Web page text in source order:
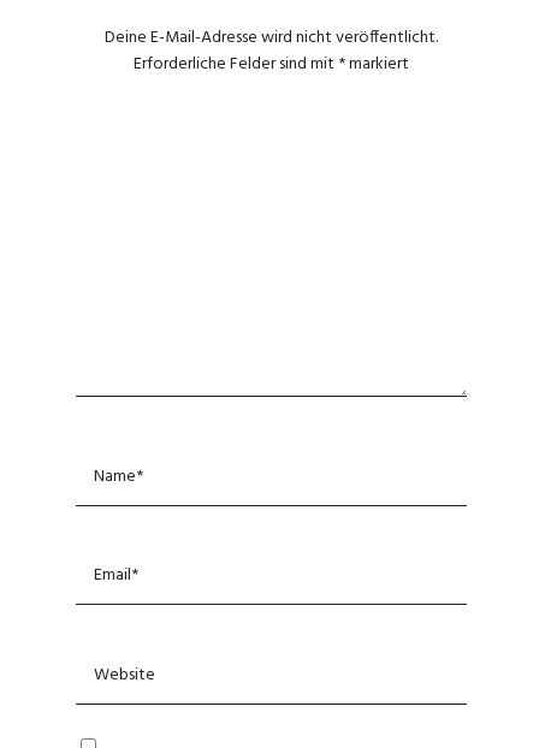
Deine E-Mail-Adresse wird nicht veröffentlicht.
Erforderliche Felder sind mit *markiert